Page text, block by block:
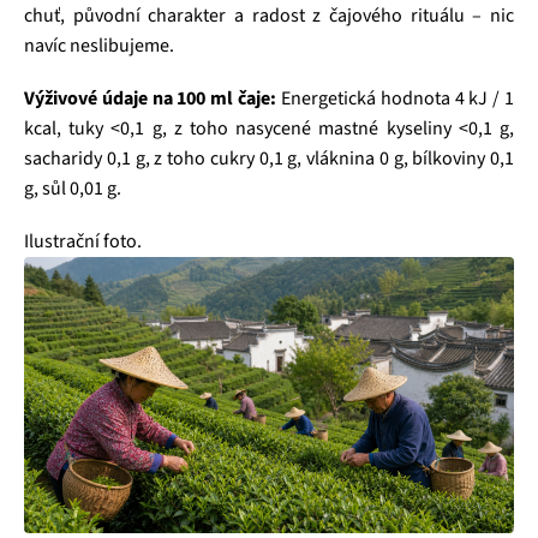
chuť, původní charakter a radost z čajového rituálu – nic
navíc neslibujeme.
Výživové údaje na 100 ml čaje: Energetická hodnota 4 kJ / 1
kcal, tuky <0,1 g, z toho nasycené mastné kyseliny <0,1 g,
sacharidy 0,1 g, z toho cukry 0,1 g, vláknina 0 g, bílkoviny 0,1
g, sůl 0,01 g.
Ilustrační foto.